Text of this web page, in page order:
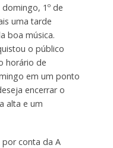
1º de
uma tarde
boa música.
o público
horário de
em um ponto
encerrar o
alta e um
conta da A